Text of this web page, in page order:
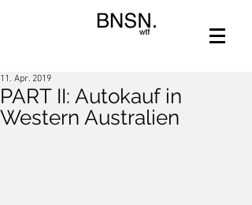
PART II: Autokauf in
Western Australien
11. Apr. 2019